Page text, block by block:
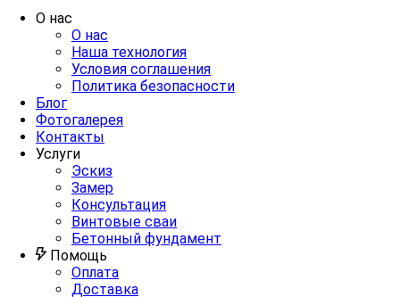
О нас
О нас
Наша технология
Условия соглашения
Политика безопасности
Блог
Фотогалерея
Контакты
Услуги
Эскиз
Замер
Консультация
Винтовые сваи
Бетонный фундамент
Помощь
Оплата
Доставка